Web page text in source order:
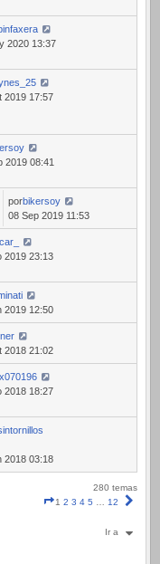
2020 13:37
2019 17:57
2019 08:41
porbikersoy
08 Sep 2019 11:53
2019 23:13
2019 12:50
2018 21:02
2018 18:27
2018 03:18
280 temas
Página
1 2 3 4 5 … 12
Ir a